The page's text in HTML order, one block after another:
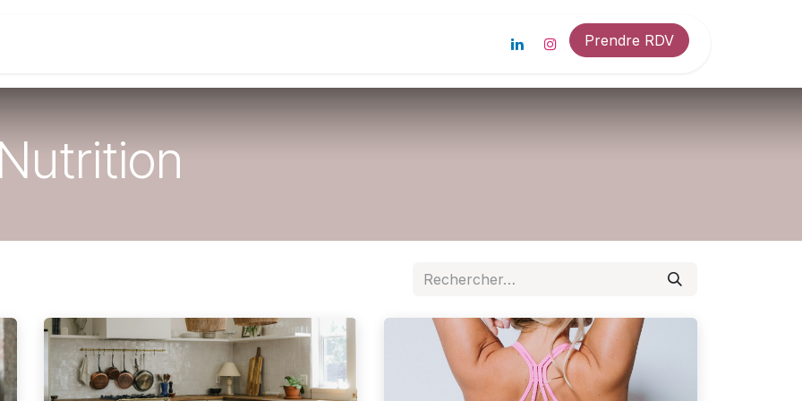
Prendre RDV